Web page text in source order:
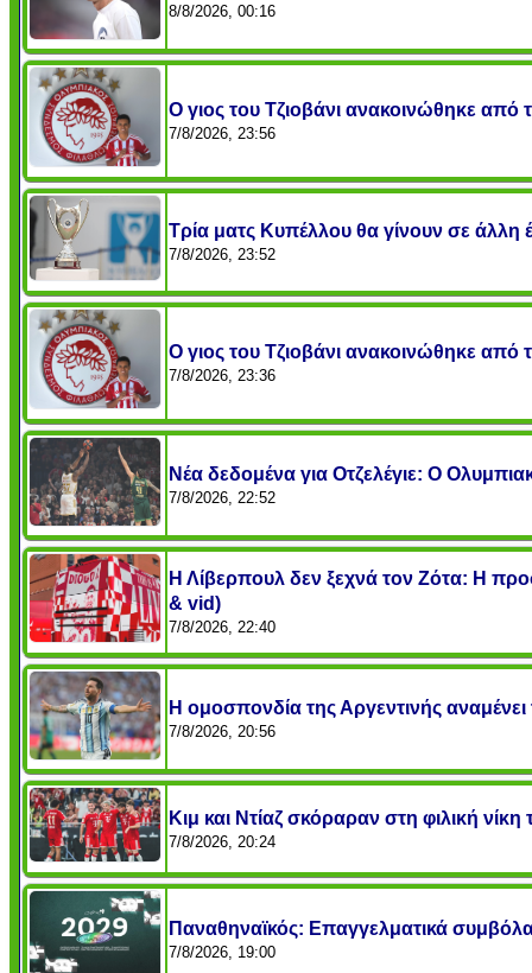
8/8/2026, 00:16
O γιος του Τζιοβάνι ανακοινώθηκε από
7/8/2026, 23:56
Τρία ματς Κυπέλλου θα γίνουν σε άλλη
7/8/2026, 23:52
O γιος του Τζιοβάνι ανακοινώθηκε από
7/8/2026, 23:36
Νέα δεδομένα για Οτζελέγιε: Ο
7/8/2026, 22:52
Η Λίβερπουλ δεν ξεχνά τον Ζότα: Η
& vid)
7/8/2026, 22:40
Η ομοσπονδία της Αργεντινής
7/8/2026, 20:56
Κιμ και Ντίαζ σκόραραν στη φιλική
7/8/2026, 20:24
Παναθηναϊκός: Επαγγελματικά
7/8/2026, 19:00